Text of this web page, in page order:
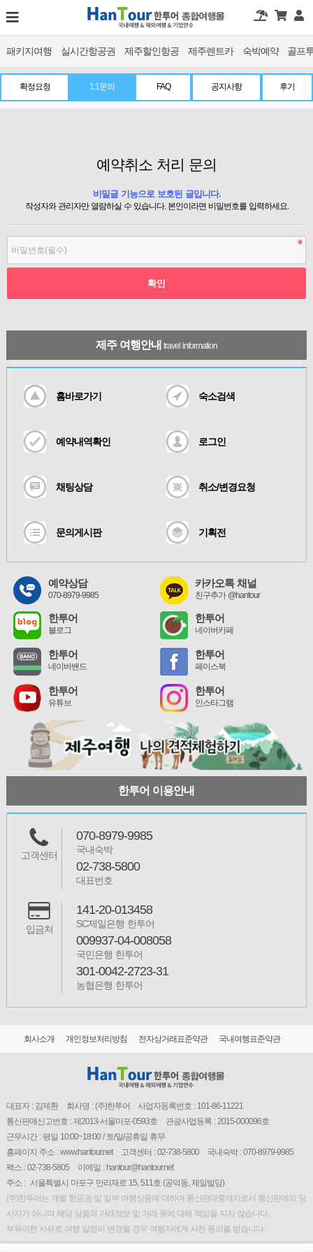
패키지여행 실시간항공권 제주할인항공 제주렌트카 숙박예약 골프
확정요청 1:1문의 FAQ 공지사항 후기
예약취소 처리 문의
비밀글 기능으로 보호된 글입니다.
작성자와 관리자만 열람하실 수 있습니다. 본인이라면 비밀번호를 입력하세요.
제주 여행안내 travel information
홈바로가기 숙소검색
예약내역확인 로그인
채팅상담 취소/변경요청
문의게시판 기획전
예약상담
070-8979-9985
카카오톡 채널
친구추가 @hantour
한투어
블로그
한투어
네이버카페
한투어
네이버밴드
한투어
페이스북
한투어
유튜브
한투어
인스타그램
한투어 이용안내
고객센터
070-8979-9985
국내숙박
02-738-5800
대표번호
입금처
141-20-013458
SC제일은행 한투어
009937-04-008058
국민은행 한투어
301-0042-2723-31
농협은행 한투어
회사소개 개인정보처리방침 전자상거래표준약관 국내여행표준약관
대표자 : 김제환 회사명 : (주)한투어
사업자등록번호 : 101-86-11221
통신판매신고번호 : 제2013-서울마포-0593호
관광사업등록 : 2015-000096호
근무시간 : 평일 10:00~18:00 / 토/일/공휴일 휴무
홈페이지 주소 : www.hantour.net
고객센터 : 02-738-5800
국내숙박 : 070-8979-9985
팩스 : 02-738-5805
이메일 : hantour@hantour.net
주소 : 서울특별시 마포구 만리재로 15, 511호 (공덕동, 제일빌딩)
(주)한투어는 개별 항공권 및 일부 여행상품에 대하여 통신판매중개자로서 통신판매의 당
사자가 아니며 해당 상품의 거래정보 및 거래 등에 대해 책임을 지지 않습니다.
부득이한 사유로 여행 일정이 변경될 경우 여행자에게 사전 동의를 받습니다.